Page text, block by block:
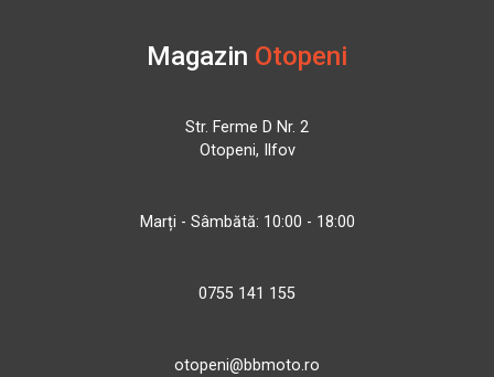
Magazin Otopeni
Str. Ferme D Nr. 2
Otopeni, Ilfov
Marți - Sâmbătă: 10:00 - 18:00
0755 141 155
otopeni@bbmoto.ro